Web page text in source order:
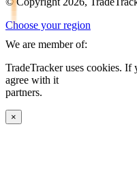
Choose your region
We are member of:
TradeTracker uses cookies.
agree with it
partners.
×